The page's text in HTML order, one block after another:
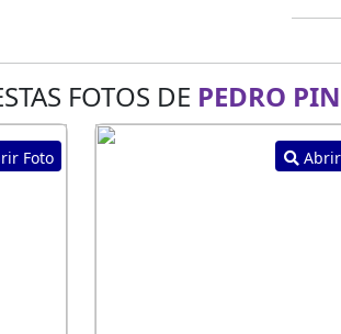
FOTOS DE PEDRO
Foto